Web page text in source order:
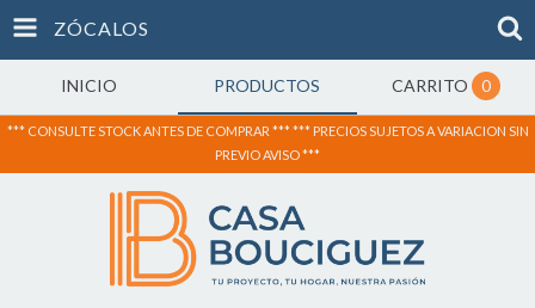
ZÓCALOS
INICIO PRODUCTOS CARRITO 0
*** CONSULTE STOCK ANTES DE COMPRAR *** *** PRECIOS SUJETOS A VARIACION SIN
PREVIO AVISO ***